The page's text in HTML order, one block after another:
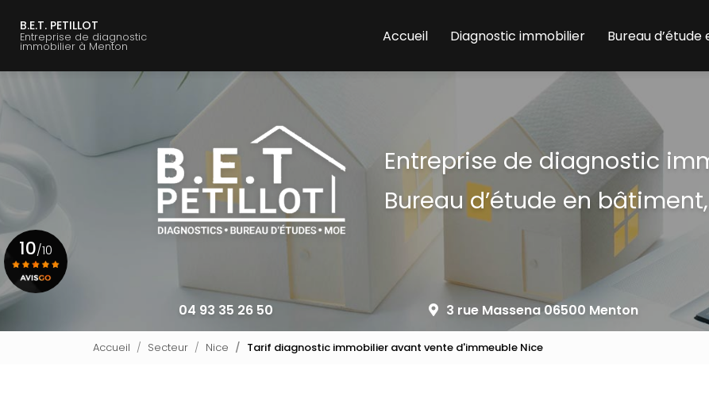
contenu
B.E.T. PETILLOT
Entreprise de diagnostic
immobilier à Menton
Accueil
Diagnostic immobilier Bureau
Entreprise de diagnostic
Bureau d’étude en
04 93 35 26 50 3 rue Massena 06500 Menton
10/10
Accueil Secteur Nice Tarif diagnostic immobilier avant vente d'immeuble Nice